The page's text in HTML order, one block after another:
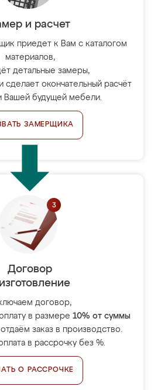
и расчет
приедет к Вам с каталогом
материалов,
детальные замеры,
сделает окончательный расчёт
Вашей будущей мебели.
ЗАМЕРЩИКА
Договор
договор,
в размере 10% от суммы
заказ в производство.
в рассрочку без %.
О РАССРОЧКЕ